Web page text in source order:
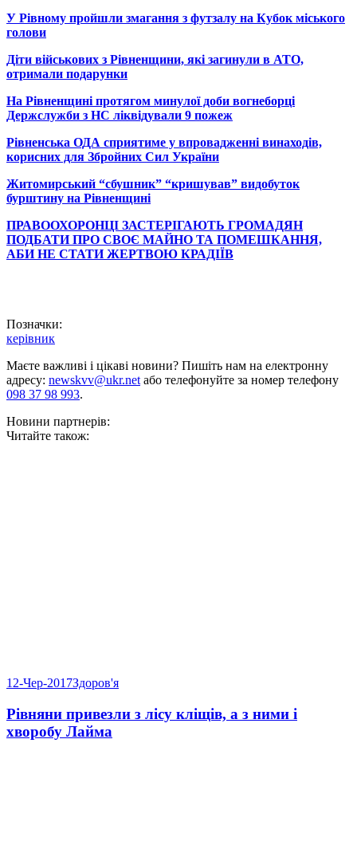
У Рівному пройшли змагання з футзалу на Кубок міського
голови
Діти військових з Рівненщини, які загинули в АТО,
отримали подарунки
На Рівненщині протягом минулої доби вогнеборці
Держслужби з НС ліквідували 9 пожеж
Рівненська ОДА сприятиме у впровадженні винаходів,
корисних для Збройних Сил України
Житомирський “сбушник” “кришував” видобуток
бурштину на Рівненщині
ПРАВООХОРОНЦІ ЗАСТЕРІГАЮТЬ ГРОМАДЯН
ПОДБАТИ ПРО СВОЄ МАЙНО ТА ПОМЕШКАННЯ,
АБИ НЕ СТАТИ ЖЕРТВОЮ КРАДІЇВ
Позначки:
керівник
Маєте важливі і цікаві новини? Пишіть нам на електронну
адресу: newskvv@ukr.netабо телефонуйте за номер телефону
098 37 98 993.
Новини партнерів:
Читайте також:
12-Чер-2017Здоров'я
Рівняни привезли з лісу кліщів, а з ними і
хворобу Лайма